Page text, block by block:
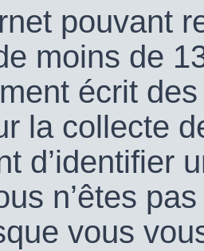
pouvant
moins de
écrit
la collecte
d’identifier
n’êtes
vous